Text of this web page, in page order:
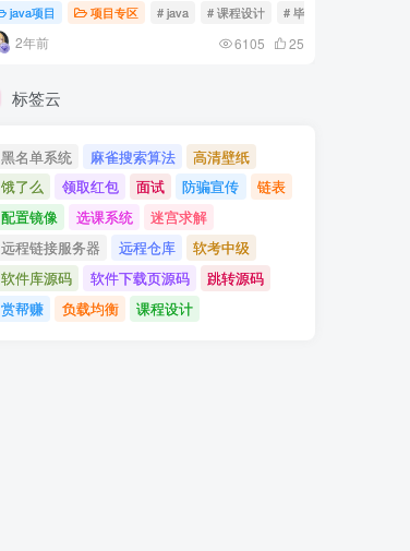
java项目 项目专区 # java # 课程设计 # 毕业设计
2年前 6105 25
标签云
黑名单系统 麻雀搜索算法
高清壁纸
饿了么
领取红包 面试 防骗宣传
链表
配置镜像
选课系统
迷宫求解
远程链接服务器
远程仓库
软考中级
软件库源码
软件下载页源码
跳转源码
赏帮赚
负载均衡 课程设计